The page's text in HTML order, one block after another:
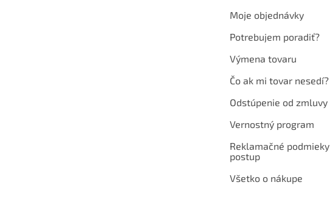
Moje objednávky
Potrebujem poradiť?
Výmena tovaru
Čo ak mi tovar nesedí?
Odstúpenie od zmluvy
Vernostný program
Reklamačné podmieky
postup
Všetko o nákupe